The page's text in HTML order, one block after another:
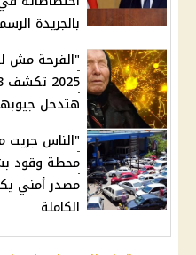
بالجريدة
"الفرحة مش
هتدخل
"الناس جريت
محطة وقود
مصدر أمني
الكاملة